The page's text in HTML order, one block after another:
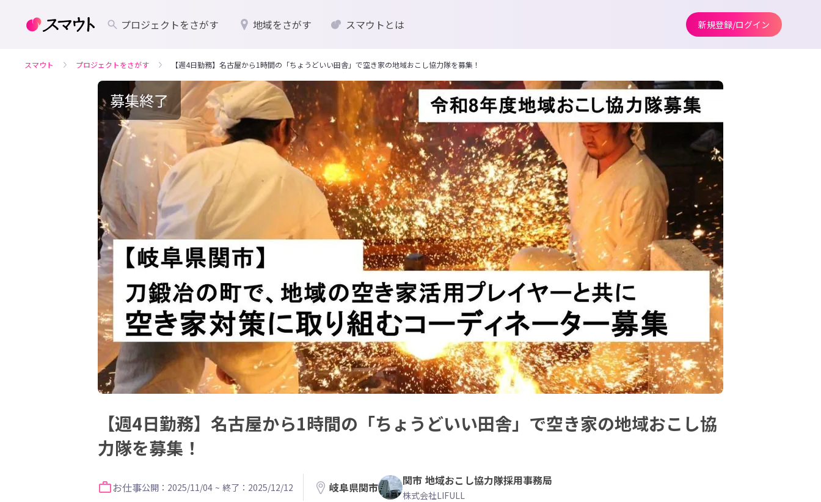
プロジェクトをさがす 地域をさがす スマウトとは 新規登録/ログイン
スマウト プロジェクトをさがす 【週4日勤務】名古屋から1時間の「ちょうどいい田舎」で空き家の地域おこし協力隊を募集！
募集終了
【週4日勤務】名古屋から1時間の「ちょうどいい田舎」で空き家の地域おこし協
力隊を募集！
お仕事公開：2025/11/04 ~ 終了：2025/12/12 岐阜県関市 関市 地域おこし協力隊採用事務局
株式会社LIFULL